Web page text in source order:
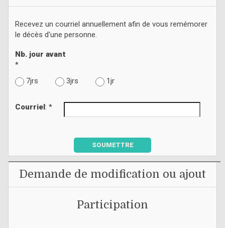
Recevez un courriel annuellement afin de vous remémorer
le décès d'une personne.
Nb. jour avant
*
7jrs
3jrs 1jr
Courriel : *
SOUMETTRE
Demande de modification ou ajout
Participation